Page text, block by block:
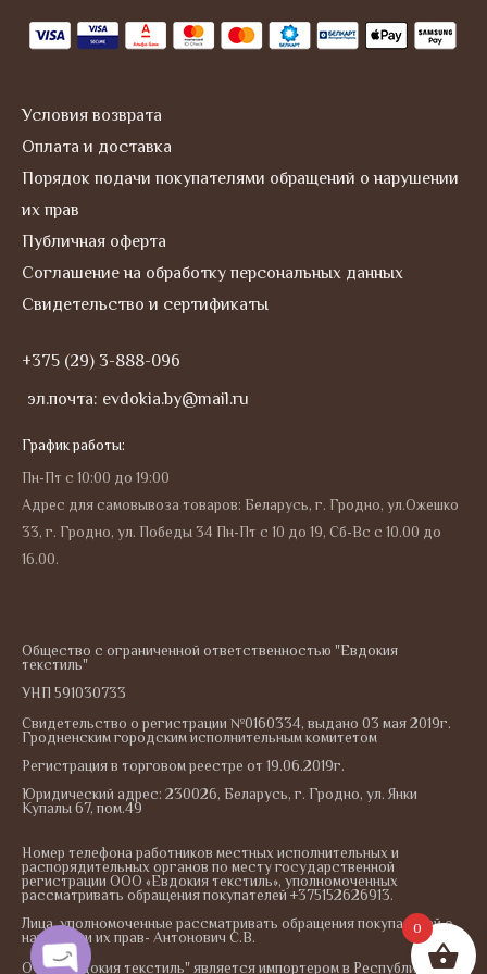
a
m
Условия возврата
Оплата и доставка
Порядок подачи покупателями обращений о нарушении
их прав
Публичная оферта
Соглашение на обработку персональных данных
Свидетельство и сертификаты
+375 (29) 3-888-096
эл.почта: evdokia.by@mail.ru
График работы:
Пн-Пт с 10:00 до 19:00
Адрес для самовывоза товаров: Беларусь, г. Гродно, ул.Ожешко
33, г. Гродно, ул. Победы 34 Пн-Пт с 10 до 19, Сб-Вс с 10.00 до
16.00.
Общество с ограниченной ответственностью "Евдокия
текстиль"
УНП 591030733
Свидетельство о регистрации №0160334, выдано 03 мая 2019г.
Гродненским городским исполнительным комитетом
Регистрация в торговом реестре от 19.06.2019г.
Юридический адрес: 230026, Беларусь, г. Гродно, ул. Янки
Купалы 67, пом.49
Номер телефона работников местных исполнительных и
распорядительных органов по месту государственной
регистрации ООО «Евдокия текстиль», уполномоченных
рассматривать обращения покупателей +375152626913.
Лица, уполномоченные рассматривать обращения покупателей о
нарушении их прав- Антонович С.В.
ООО "Евдокия текстиль" является импортером в Республику
0